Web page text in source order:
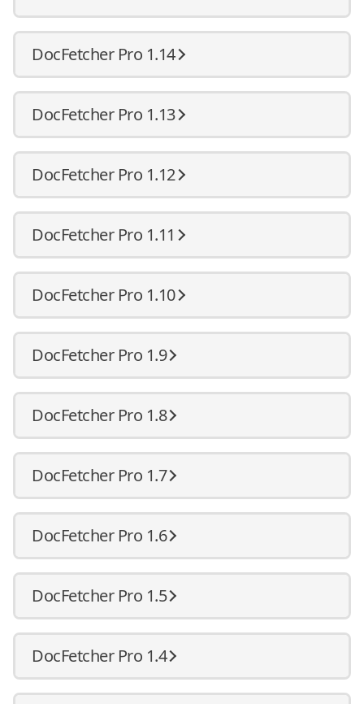
DocFetcher Pro 1.14
DocFetcher Pro 1.13
DocFetcher Pro 1.12
DocFetcher Pro 1.11
DocFetcher Pro 1.10
DocFetcher Pro 1.9
DocFetcher Pro 1.8
DocFetcher Pro 1.7
DocFetcher Pro 1.6
DocFetcher Pro 1.5
DocFetcher Pro 1.4